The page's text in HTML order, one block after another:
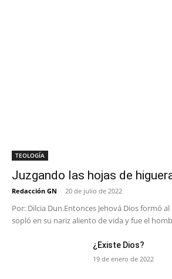
TEOLOGÍA
Juzgando las hojas de
Redacción GN - 20 de julio de 2022
Por: Dilcia Dun.Entonces Jehová Dios formó
sopló en su nariz aliento de vida y fue el
¿Existe Dios?
19 de enero de 2022